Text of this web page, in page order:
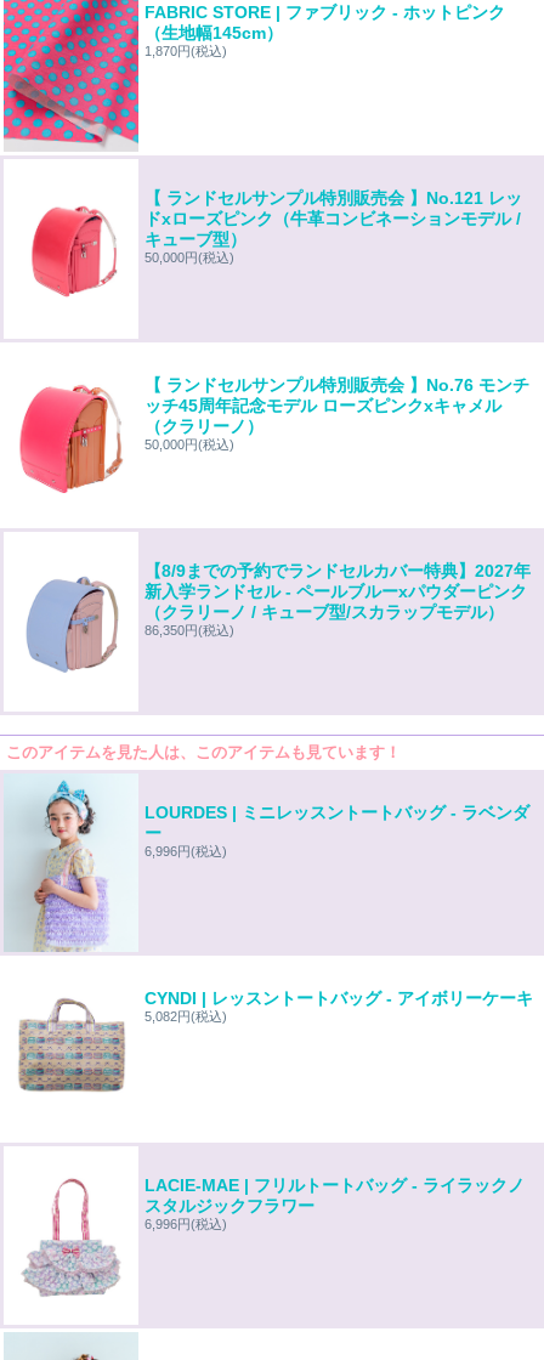
FABRIC STORE | ファブリック - ホットピンク
（生地幅145cm）
1,870円(税込)
【 ランドセルサンプル特別販売会 】No.121 レッ
ドxローズピンク（牛革コンビネーションモデル /
キューブ型）
50,000円(税込)
【 ランドセルサンプル特別販売会 】No.76 モンチ
ッチ45周年記念モデル ローズピンクxキャメル
（クラリーノ）
50,000円(税込)
【8/9までの予約でランドセルカバー特典】2027年
新入学ランドセル - ペールブルーxパウダーピンク
（クラリーノ / キューブ型/スカラップモデル）
86,350円(税込)
このアイテムを見た人は、このアイテムも見ています！
LOURDES | ミニレッスントートバッグ - ラベンダ
ー
6,996円(税込)
CYNDI | レッスントートバッグ - アイボリーケーキ
5,082円(税込)
LACIE-MAE | フリルトートバッグ - ライラックノ
スタルジックフラワー
6,996円(税込)